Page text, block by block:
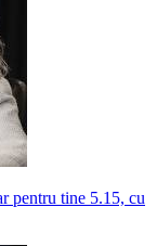
pentru tine 5.15, cu